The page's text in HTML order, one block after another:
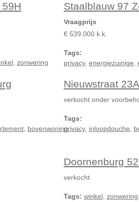
zonwering
Staalblauw 97
Vraagprijs
€ 539.000 k.k.
Tags:
privacy, energiezuinige
bovenwoning
Nieuwstraat
verkocht onder
Tags:
privacy, inloopdouche
Doornenburg
verkocht
Tags: winkel zonwering